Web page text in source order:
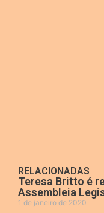
RELACIONADAS
Teresa Britto é
Assembleia
1 de janeiro de 2020